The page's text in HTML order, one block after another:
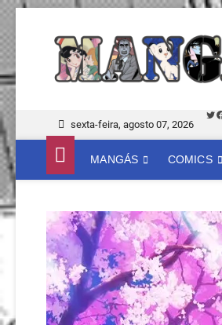
sexta-feira, agosto 07, 2026
MANGÁS COMICS